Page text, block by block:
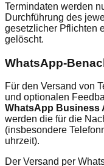
Termindaten werden
Durchführung des
gesetzlicher Pflichten
gelöscht.
WhatsApp-
Für den Versand von
und optionalen
WhatsApp Business
werden die für die
(insbesondere
uhrzeit).
Der Versand per